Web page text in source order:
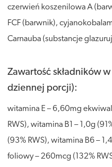
czerwień koszenilowa A
FCF (barwnik),
Carnauba (substancje
Zawartość składników
dziennej porcji):
witamina E – 6,60mg
RWS), witamina B1 – 1,0g
(93% RWS), witamina B6 –
foliowy – 260mcg (132%